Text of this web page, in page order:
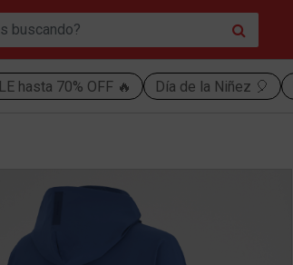
hasta 70% OFF 🔥 Día de la Niñez 🎈